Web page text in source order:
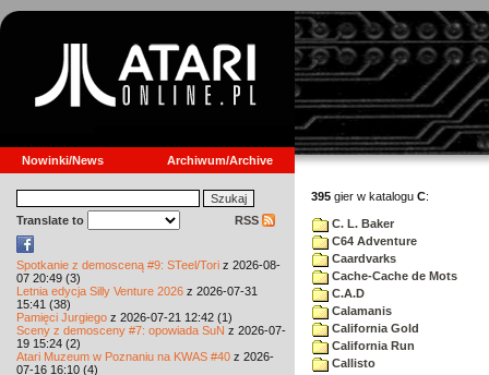
Nowinki/News Archiwum/Archive
Translate to RSS
Spotkanie z demosceną #9: STeel/Tori z 2026-08-
07 20:49 (3)
Letnia edycja Silly Venture 2026 z 2026-07-31
15:41 (38)
Pamięci Jurgiego z 2026-07-21 12:42 (1)
Sceny z demosceny #7: opowiada SuN z 2026-07-
19 15:24 (2)
Atari Muzeum w Poznaniu na KWAS #40 z 2026-
07-16 16:10 (4)
395 gier w katalogu C:
C. L. Baker
C64 Adventure
Caardvarks
Cache-Cache de Mots
C.A.D
Calamanis
California Gold
California Run
Callisto